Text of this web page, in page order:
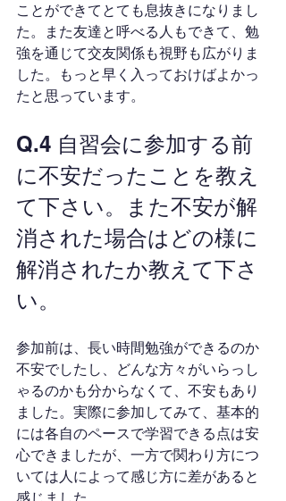
ことができてとても息抜きになりまし
た。また友達と呼べる人もできて、勉
強を通じて交友関係も視野も広がりま
した。もっと早く入っておけばよかっ
たと思っています。
Q.4 自習会に参加する前
に不安だったことを教え
て下さい。また不安が解
消された場合はどの様に
解消されたか教えて下さ
い。
参加前は、長い時間勉強ができるのか
不安でしたし、どんな方々がいらっし
ゃるのかも分からなくて、不安もあり
ました。実際に参加してみて、基本的
には各自のペースで学習できる点は安
心できましたが、一方で関わり方につ
いては人によって感じ方に差があると